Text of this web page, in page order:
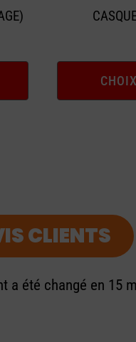
CLIENTS
été changé en 15